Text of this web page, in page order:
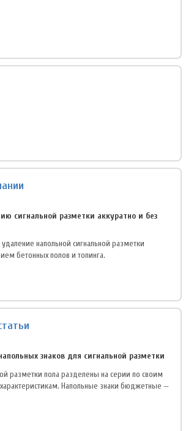
сигнальной разметки аккуратно и без
напольной сигнальной разметки
бетонных полов и топинга.
знаков для сигнальной разметки
разметки пола разделены на серии по своим
Напольные знаки бюджетные —